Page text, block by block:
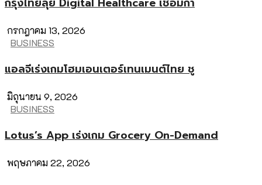
กรกฎาคม 13, 2026
BUSINESS
แอลจีเร่งเกมโฮมเอนเตอร์เทนเมนต์ไทย ชู
มิถุนายน 9, 2026
BUSINESS
Lotus’s App เร่งเกม Grocery On-Demand
พฤษภาคม 22, 2026